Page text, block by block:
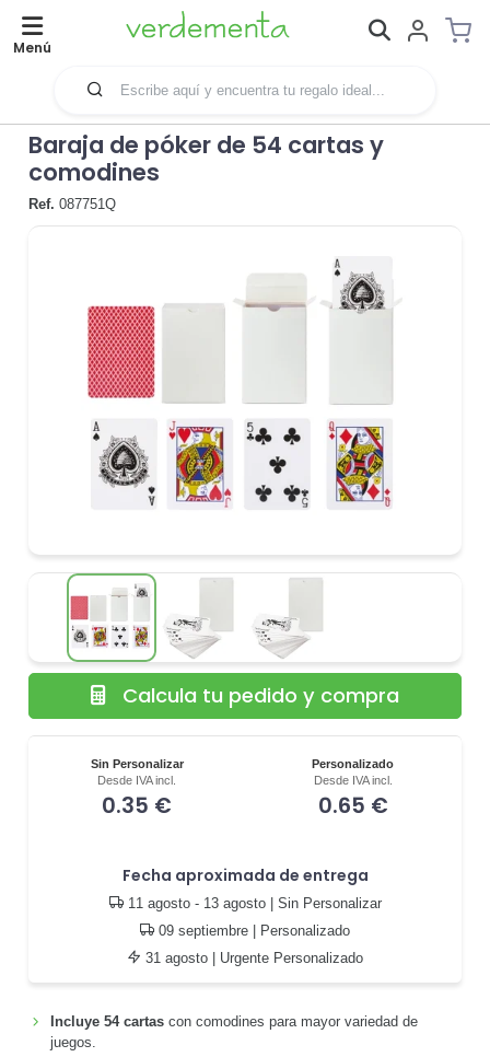
Menú
Baraja de póker de 54 cartas y
comodines
Ref. 087751Q
Sin Personalizar
Desde IVA incl.
0.35 €
Personalizado
Desde IVA incl.
0.65 €
Fecha aproximada de entrega
11 agosto - 13 agosto| Sin Personalizar
09 septiembre | Personalizado
31 agosto | Urgente Personalizado
Calcula tu pedido y compra
Incluye 54 cartascon comodines para mayor variedad de
juegos.